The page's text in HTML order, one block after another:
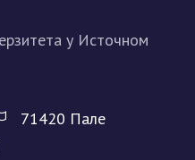
71420 Палe